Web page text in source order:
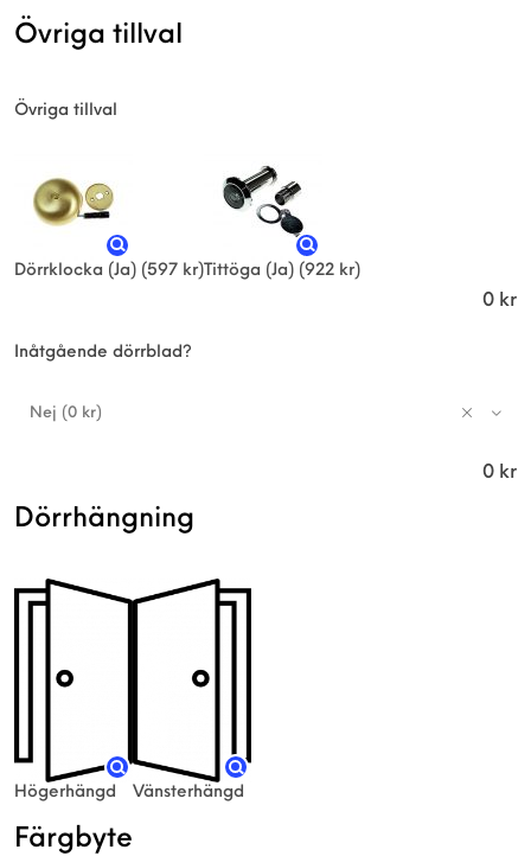
Övriga tillval
Övriga tillval
Dörrklocka (Ja) (597 kr)Tittöga (Ja) (922 kr)
0 kr
Inåtgående dörrblad?
Nej (0 kr)
0 kr
Dörrhängning
Högerhängd Vänsterhängd
Färgbyte